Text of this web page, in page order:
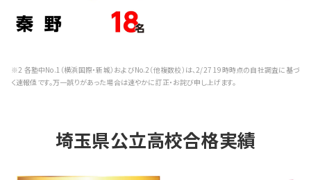
※2 各塾中No.1（横浜国際・新城）およびNo.2（他複数校）は、2/27 19時時点の自社調査に基づ
く速報値です。万一誤りがあった場合は速やかに訂正・お詫び申し上げます。
埼玉県公立高校合格実績